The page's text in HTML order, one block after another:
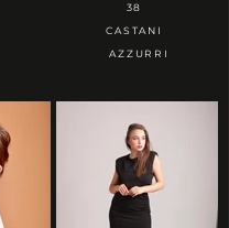
38
CASTANI
AZZURRI